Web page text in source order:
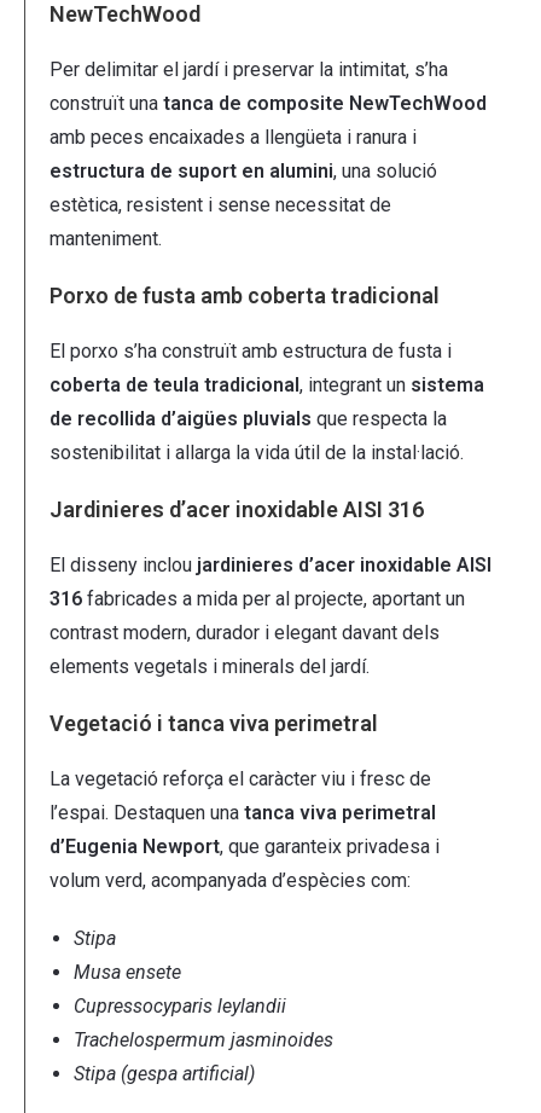
NewTechWood
Per delimitar el jardí i preservar la intimitat, s’ha
construït una tanca de composite NewTechWood
amb peces encaixades a llengüeta i ranura i
estructura de suport en alumini, una solució
estètica, resistent i sense necessitat de
manteniment.
Porxo de fusta amb coberta tradicional
El porxo s’ha construït amb estructura de fusta i
coberta de teula tradicional, integrant un sistema
de recollida d’aigües pluvials que respecta la
sostenibilitat i allarga la vida útil de la instal·lació.
Jardinieres d’acer inoxidable AISI 316
El disseny inclou jardinieres d’acer inoxidable AISI
316 fabricades a mida per al projecte, aportant un
contrast modern, durador i elegant davant dels
elements vegetals i minerals del jardí.
Vegetació i tanca viva perimetral
La vegetació reforça el caràcter viu i fresc de
l’espai. Destaquen una tanca viva perimetral
d’Eugenia Newport, que garanteix privadesa i
volum verd, acompanyada d’espècies com:
Stipa
Musa ensete
Cupressocyparis leylandii
Trachelospermum jasminoides
Stipa (gespa artificial)